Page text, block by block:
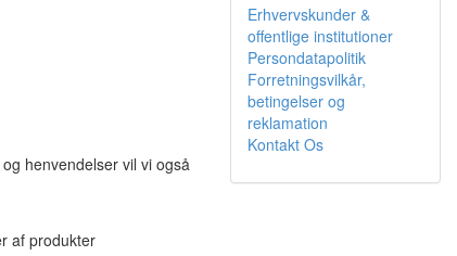
henvendelser vil vi også
af produkter
Erhvervskunder &
offentlige institutioner
Persondatapolitik
Forretningsvilkår,
betingelser og
reklamation
Kontakt Os